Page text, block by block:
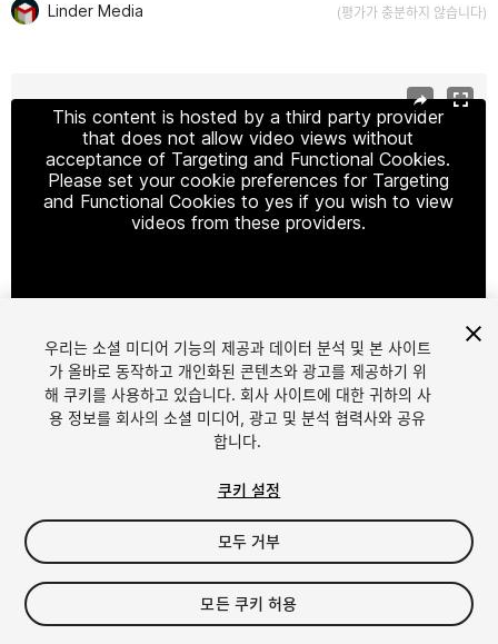
Linder Media (평가가 충분하지 않습니다)
This content is hosted by a third party provider
that does not allow video views without
acceptance of Targeting and Functional Cookies.
Please set your cookie preferences for Targeting
and Functional Cookies to yes if you wish to view
videos from these providers.
1/19
$4.99
세금/부가세는 결제 시 반영됩니다.
우리는 소셜 미디어 기능의 제공과 데이터 분석 및 본 사이트
가 올바로 동작하고 개인화된 콘텐츠와 광고를 제공하기 위
해 쿠키를 사용하고 있습니다. 회사 사이트에 대한 귀하의 사
용 정보를 회사의 소셜 미디어, 광고 및 분석 협력사와 공유
합니다.
쿠키 설정
모두 거부
모든 쿠키 허용